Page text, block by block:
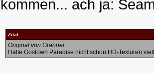
kommen... ach ja:
Zitat:
Original von Granner
Hatte Gostown Paradise nicht schon HD-Texturen